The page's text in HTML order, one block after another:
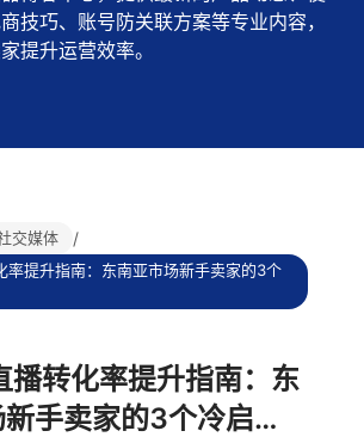
技巧、账号防关联方案等专业内容，
提升运营效率。
交媒体 /
率提升指南：东南亚市场新手卖家的3个
播转化率提升指南：东
手卖家的3个冷启动